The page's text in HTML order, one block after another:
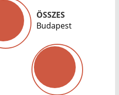
ÖSSZES
Budapest